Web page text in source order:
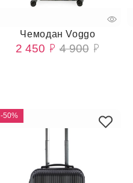
Чемодан Voggo
2 450 4 900
-50%